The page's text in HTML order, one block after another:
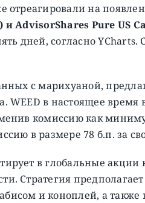
отреагировали на
) и AdvisorShares Pure US
дней, согласно
с марихуаной,
WEED в настоящее
комиссию как
в размере 78 б.п. за
в глобальные
Стратегия
и коноплей, а